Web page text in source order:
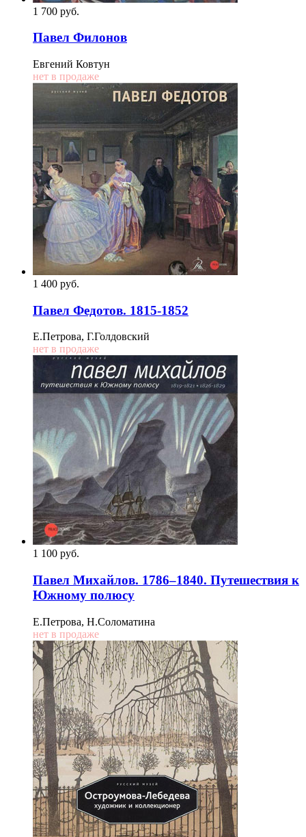
1 700 pуб.
Павел Филонов
Евгений Ковтун
нет в продаже
1 400 pуб.
Павел Федотов. 1815-1852
Е.Петрова, Г.Голдовский
нет в продаже
1 100 pуб.
Павел Михайлов. 1786–1840. Путешествия к
Южному полюсу
Е.Петрова, Н.Соломатина
нет в продаже